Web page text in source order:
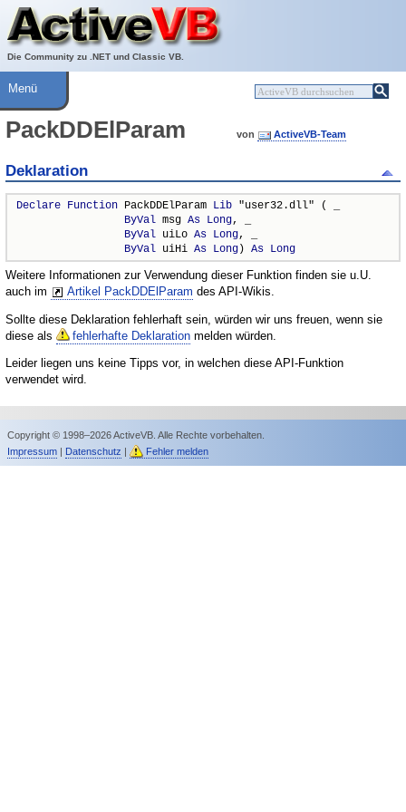
Die Community zu .NET und Classic VB.
Über ActiveVB
Hilfe
Menü
PackDDElParam von ActiveVB-Team
Deklaration
Declare Function PackDDElParam Lib "user32.dll" ( _
ByVal msg As Long, _
ByVal uiLo As Long, _
ByVal uiHi As Long) As Long
Weitere Informationen zur Verwendung dieser Funktion finden sie u.U.
auch im
Artikel PackDDElParam des API-Wikis.
Sollte diese Deklaration fehlerhaft sein, würden wir uns freuen, wenn sie
diese als
fehlerhafte Deklaration melden würden.
Leider liegen uns keine Tipps vor, in welchen diese API-Funktion
verwendet wird.
Copyright © 1998–2026 ActiveVB. Alle Rechte vorbehalten.
Impressum| Datenschutz | Fehler melden